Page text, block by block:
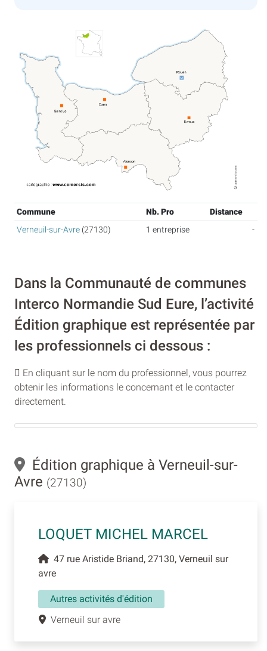
Commune Nb. Pro
Distance
Verneuil-sur-Avre (27130) 1 entreprise -
Dans la Communauté de communes
Interco Normandie Sud Eure, l’activité
Édition graphique est représentée par
les professionnels ci dessous :
En cliquant sur le nom du professionnel, vous pourrez
obtenir les informations le concernant et le contacter
directement.
Édition graphique à Verneuil-sur-
Avre (27130)
LOQUET MICHEL MARCEL
47 rue Aristide Briand, 27130, Verneuil sur
avre
Autres activités d'édition
Verneuil sur avre